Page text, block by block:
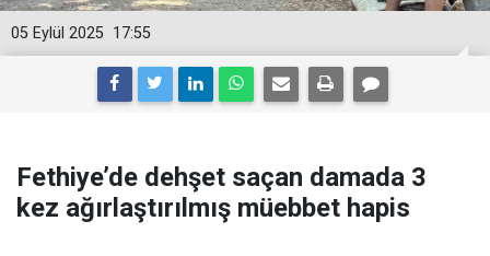
17:55
05 Eylül 2025
Fethiye’de dehşet saçan damada 3
kez ağırlaştırılmış müebbet hapis